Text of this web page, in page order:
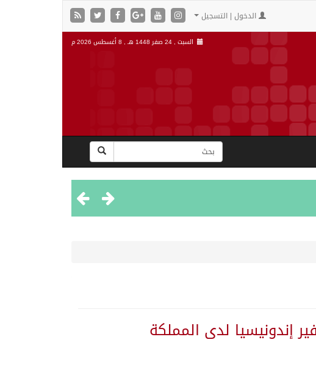
الدخول | التسجيل
السبت , 24 صفر 1448 هـ , 8 أغسطس 2026 م
هجمات
إندونيسيا لدى المملكة